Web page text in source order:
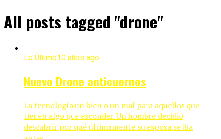
All posts tagged "drone"
Lo Último10 años ago
Nuevo Drone anticuernos
La tecnología un bien o un mal para aquellos que
tienen algo que esconder. Un hombre decidió
descubrir por qué últimamente su esposa se iba